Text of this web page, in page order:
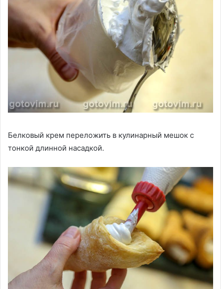
Белковый крем переложить в кулинарный мешок с
тонкой длинной насадкой.